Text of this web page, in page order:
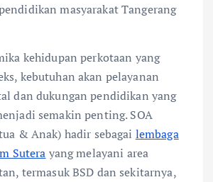
masyarakat Tangerang
kehidupan perkotaan yang
kebutuhan akan pelayanan
dan dukungan pendidikan yang
semakin penting. SOA
& Anak) hadir sebagai lembaga
Sutera yang melayani area
termasuk BSD dan sekitarnya,